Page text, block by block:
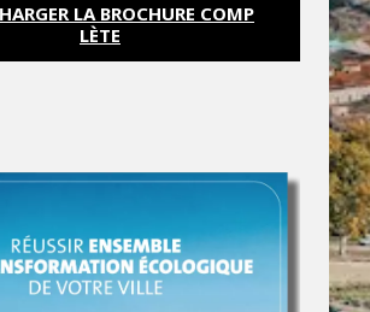
LA BROCHURE COMP
LÈTE